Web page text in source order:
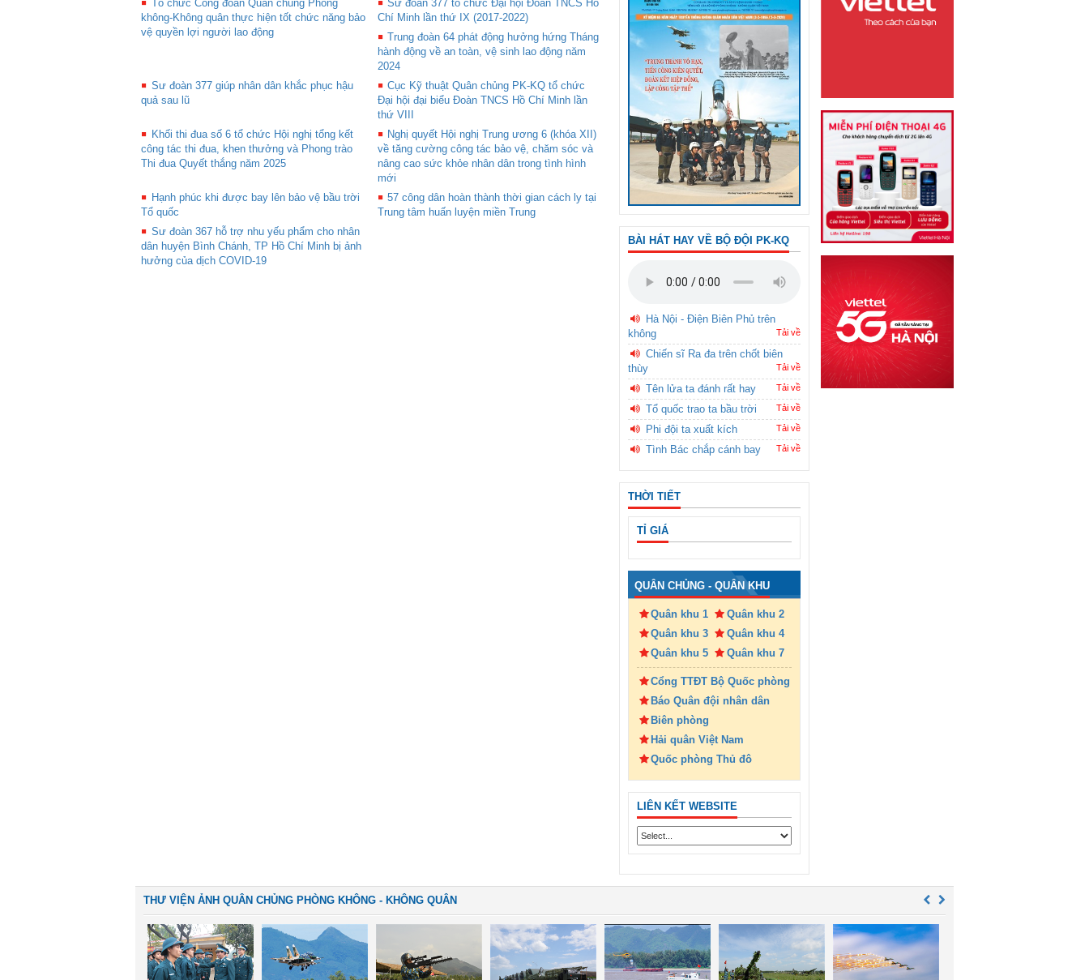
Tổ chức Công đoàn Quân chủng Phòng
không-Không quân thực hiện tốt chức năng bảo
vệ quyền lợi người lao động
Sư đoàn 377 tổ chức Đại hội Đoàn TNCS Hồ
Chí Minh lần thứ IX (2017-2022)
Trung đoàn 64 phát động hưởng hứng Tháng
hành động về an toàn, vệ sinh lao động năm
2024
Sư đoàn 377 giúp nhân dân khắc phục hậu
quả sau lũ
Cục Kỹ thuật Quân chủng PK-KQ tổ chức
Đại hội đại biểu Đoàn TNCS Hồ Chí Minh lần
thứ VIII
Khối thi đua số 6 tổ chức Hội nghị tổng kết
công tác thi đua, khen thưởng và Phong trào
Thi đua Quyết thắng năm 2025
Nghị quyết Hội nghị Trung ương 6 (khóa XII)
về tăng cường công tác bảo vệ, chăm sóc và
nâng cao sức khỏe nhân dân trong tình hình
mới
Hạnh phúc khi được bay lên bảo vệ bầu trời
Tổ quốc
57 công dân hoàn thành thời gian cách ly tại
Trung tâm huấn luyện miền Trung
Sư đoàn 367 hỗ trợ nhu yếu phẩm cho nhân
dân huyện Bình Chánh, TP Hồ Chí Minh bị ảnh
hưởng của dịch COVID-19
BÀI HÁT HAY VỀ BỘ ĐỘI PK-KQ
Hà Nội - Điện Biên Phủ trên
không
Tải về
Chiến sĩ Ra đa trên chốt biên
thùy
Tải về
Tên lửa ta đánh rất hay Tải về
Tổ quốc trao ta bầu trời Tải về
Phi đội ta xuất kích Tải về
Tình Bác chắp cánh bay Tải về
THỜI TIẾT
TỈ GIÁ
QUÂN CHỦNG - QUÂN KHU
Quân khu 1
Quân khu 2
Quân khu 3
Quân khu 4
Quân khu 5
Quân khu 7
Cổng TTĐT Bộ Quốc phòng
Báo Quân đội nhân dân
Biên phòng
Hải quân Việt Nam
Quốc phòng Thủ đô
LIÊN KẾT WEBSITE
THƯ VIỆN ẢNH QUÂN CHỦNG PHÒNG KHÔNG - KHÔNG QUÂN